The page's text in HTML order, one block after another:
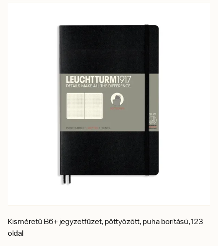
Kisméretű B6+ jegyzetfüzet, pöttyözött, puha borítású, 123
oldal